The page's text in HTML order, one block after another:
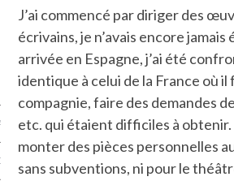
CARAVELLE
PODCAST
J’ai commencé par diriger des
écrivains, je n’avais encore jamais
arrivée en Espagne, j’ai été
identique à celui de la France où
compagnie, faire des demandes
etc. qui étaient difficiles à obtenir.
monter des pièces personnelles
sans subventions, ni pour le